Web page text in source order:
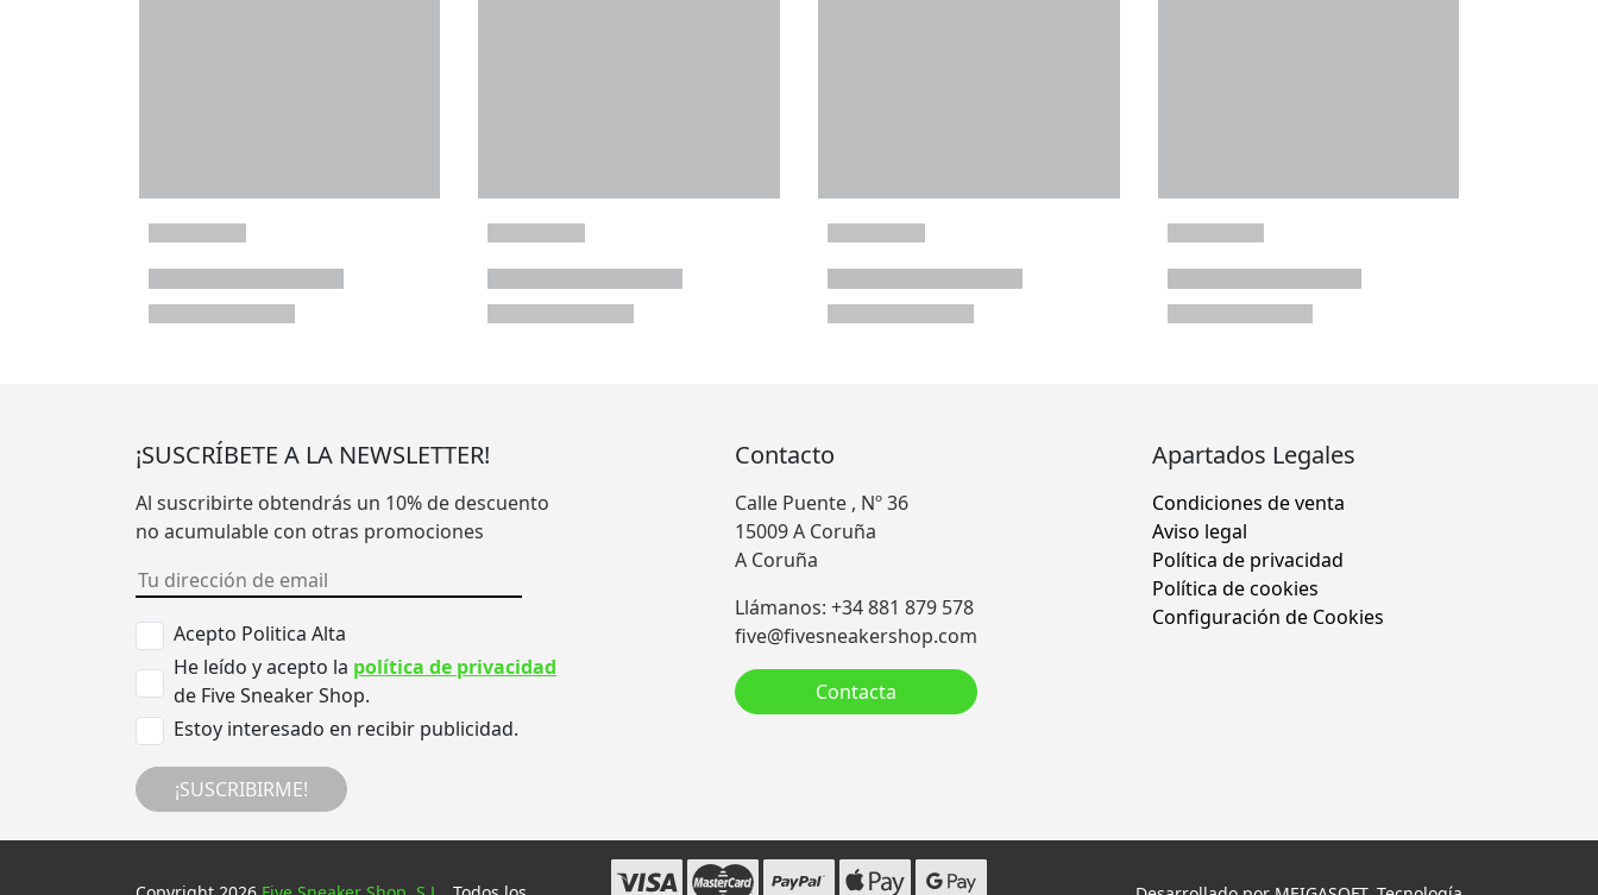
¡SUSCRÍBETE A LA NEWSLETTER!
Al suscribirte obtendrás un 10% de descuento
no acumulable con otras promociones
Acepto Politica Alta
He leído y acepto la política de privacidad
de Five Sneaker Shop.
Estoy interesado en recibir publicidad.
¡SUSCRIBIRME!
Contacto
Calle Puente , Nº 36
15009 A Coruña
A Coruña
Llámanos: +34 881 879 578
five@fivesneakershop.com
Contacta
Apartados Legales
Condiciones de venta
Aviso legal
Política de privacidad
Política de cookies
Configuración de Cookies